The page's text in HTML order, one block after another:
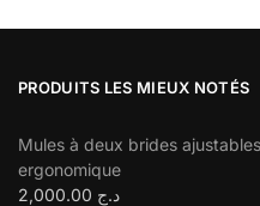
PRODUITS LES MIEUX NOTÉS
Mules à deux brides
ergonomique
د.ج